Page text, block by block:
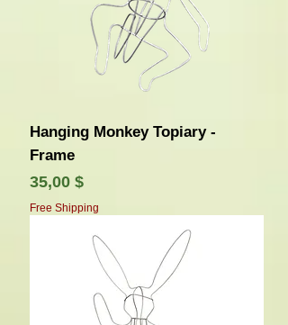
Hanging Monkey Topiary -
Frame
Τιμή
35,00 $
Free Shipping